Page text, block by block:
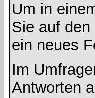
Um in
Sie auf
ein neues
Im
Antworten